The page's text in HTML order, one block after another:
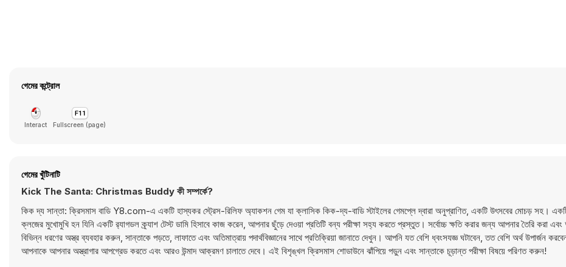
গেমের কন্ট্রোল
Interact Fullscreen (page)
গেমের খুঁটিনাটি
Kick The Santa: Christmas Buddy কী সম্পর্কে?
কিক দ্য সান্তা: ক্রিসমাস বাডি Y8.com-এ একটি হাস্যকর স্ট্রেস-রিলিফ অ্যাকশন গেম যা ক্লাসিক কিক-দ্য-বাডি স্টাইলের গেমপ্লে দ্বারা অনুপ্রাণিত, একটি উৎসবের মোচড় সহ।
ক্লজের মুখোমুখি হন যিনি একটি র‍্যাগডল ক্র্যাশ টেস্ট ডামি হিসাবে কাজ করেন, আপনার ছুঁড়ে দেওয়া প্রতিটি বন্য পরীক্ষা সহ্য করতে প্রস্তুত। সর্বোচ্চ ক্ষতি করার জন্য আপনার তৈরি করা
বিভিন্ন ধরণের অস্ত্র ব্যবহার করুন, সান্তাকে পড়তে, লাফাতে এবং অতিমাত্রায় পদার্থবিজ্ঞানের সাথে প্রতিক্রিয়া জানাতে দেখুন। আপনি যত বেশি ধ্বংসযজ্ঞ ঘটাবেন, তত বেশি অর্থ উপার্জন
আপনাকে আপনার অস্ত্রাগার আপগ্রেড করতে এবং আরও উন্মাদ আক্রমণ চালাতে দেবে। এই বিশৃঙ্খল ক্রিসমাস শোডাউনে ঝাঁপিয়ে পড়ুন এবং সান্তাকে চূড়ান্ত পরীক্ষা বিষয়ে পরিণত করুন!